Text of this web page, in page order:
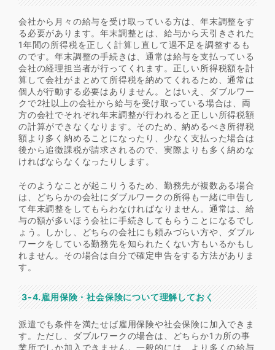
会社から月々の給与を受け取っている方は、年末調整をす
る必要があります。年末調整とは、給与から天引きされた
1年間の所得税を正しく計算し直して過不足を調整するも
のです。年末調整の手続きは、通常は給与を支払っている
会社の経理担当者が行ってくれます。正しい所得税額を計
算して会社がまとめて所得税を納めてくれるため、通常は
個人が行動する必要はありません。とはいえ、ダブルワー
クで2社以上の会社から給与を受け取っている場合は、両
方の会社でそれぞれ年末調整が行われると正しい所得税額
の計算ができなくなります。そのため、納めるべき所得税
額より多く納めることになったり、少なく支払った場合は
後から追徴課税が請求されるので、実際よりも多く納めな
ければならなくなったりします。
そのようなことが起こりうるため、勤務先が複数ある場合
は、どちらかの会社にダブルワークの所得も一緒に申告し
て年末調整をしてもらわなければなりません。通常は、給
与の額が多いほう会社に手続きしてもらうことになるでし
ょう。しかし、どちらの会社にも頼みづらい方や、ダブル
ワークをしている勤務先を知られたくない方もいるかもし
れません。その場合は自分で確定申告をする方法がありま
す。
3-4.雇用保険・社会保険について理解しておく
派遣でも条件を満たせば雇用保険や社会保険に加入できま
す。ただし、ダブルワークの場合は、どちらか1カ所の事
業所でしか加入できません。一般的には、より多くの給与